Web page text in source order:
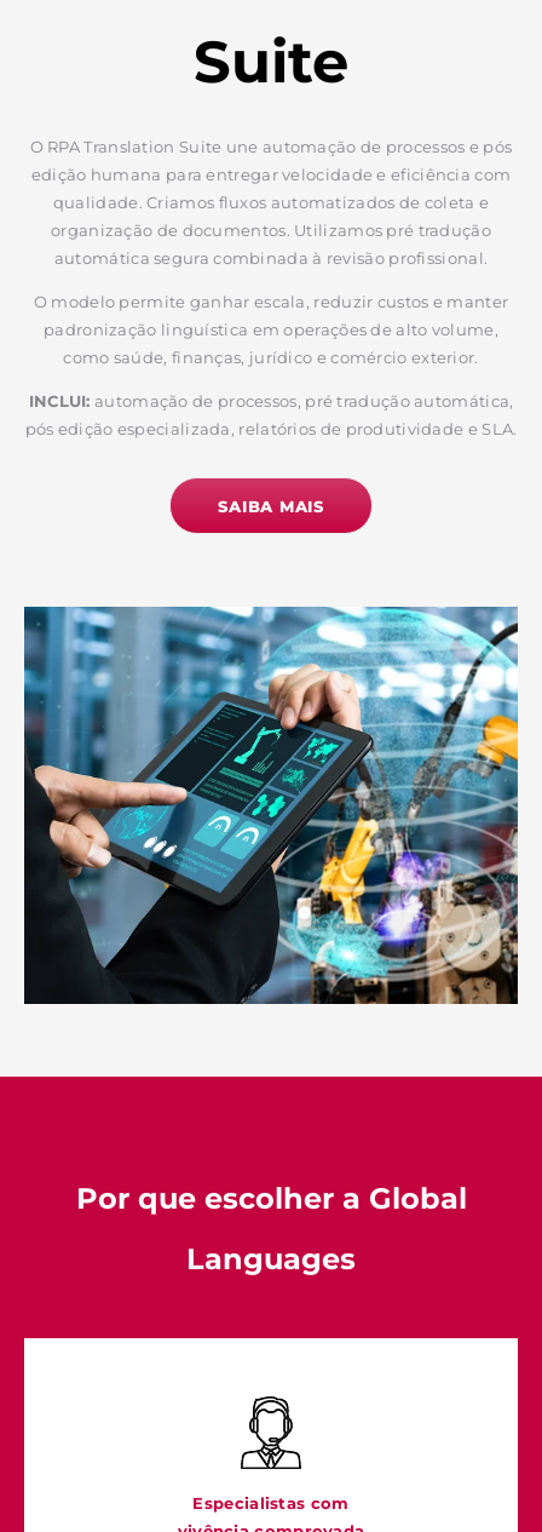
Suite
O RPA Translation Suite une automação de processos e pós
edição humana para entregar velocidade e eficiência com
qualidade. Criamos fluxos automatizados de coleta e
organização de documentos. Utilizamos pré tradução
automática segura combinada à revisão profissional.
O modelo permite ganhar escala, reduzir custos e manter
padronização linguística em operações de alto volume,
como saúde, finanças, jurídico e comércio exterior.
INCLUI: automação de processos, pré tradução automática,
pós edição especializada, relatórios de produtividade e SLA.
SAIBA MAIS
Por que escolher a Global
Languages
Especialistas com